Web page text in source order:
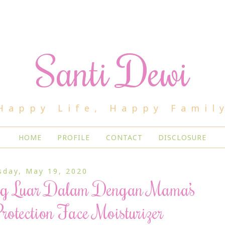
Santi Dewi
Life, Happy
HOME PROFILE CONTACT DISCLOSURE
May 19, 2020
Dalam Dengan Mama’s
Face Moisturizer